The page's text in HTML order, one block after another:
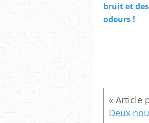
bruit et des
odeurs !